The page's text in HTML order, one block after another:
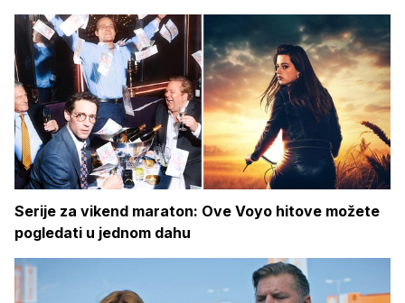
Serije za vikend maraton: Ove Voyo hitove možete
pogledati u jednom dahu